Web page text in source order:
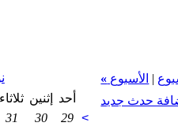
| الأسبوع »
حدث جديد
أحد
إثنين ثلاثاء
>
29
30
31